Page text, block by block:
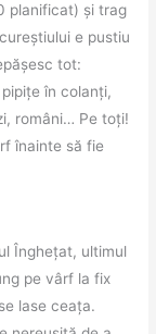
planificat) și trag
e pustiu
tot:
în colanți,
români… Pe toți!
înainte să fie
Înghețat, ultimul
pe vârf la fix
lase ceața.